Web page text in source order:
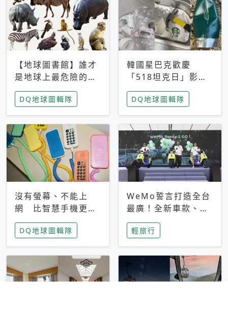
【地球圖書館】誰才
是地球上最危險的動
物？人類喜好決定哪
些動物「揹黑鍋」
DQ地球圖輯隊
韓國星巴克歡慶
「518坦克日」影射
光州民主化運動 民
眾：別在歷史傷口上
做生意
DQ地球圖輯隊
沒有螢幕、不能上
網 比智慧手機更讓
家長安心，美國孩童
瘋迷復古「有線電
話」
DQ地球圖輯隊
WeMo誓言打造全台
最廣！全新車款、獨
特香氛，共享科技迎
來新世代
輕旅行